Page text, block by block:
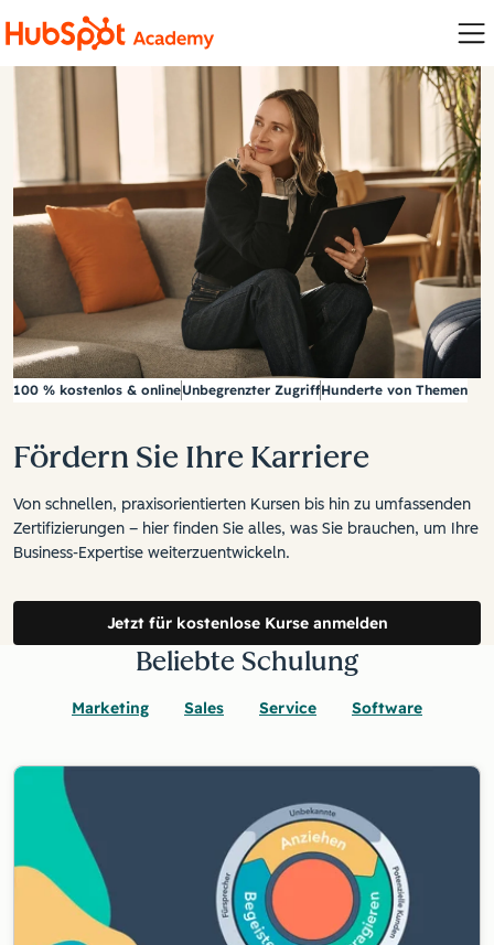
100 % kostenlos & onlineUnbegrenzter ZugriffHunderte von Themen
Fördern Sie Ihre Karriere
Von schnellen, praxisorientierten Kursen bis hin zu umfassenden
Zertifizierungen – hier finden Sie alles, was Sie brauchen, um Ihre
Business-Expertise weiterzuentwickeln.
Jetzt für kostenlose Kurse anmelden
Beliebte Schulung
Marketing Sales Service Software